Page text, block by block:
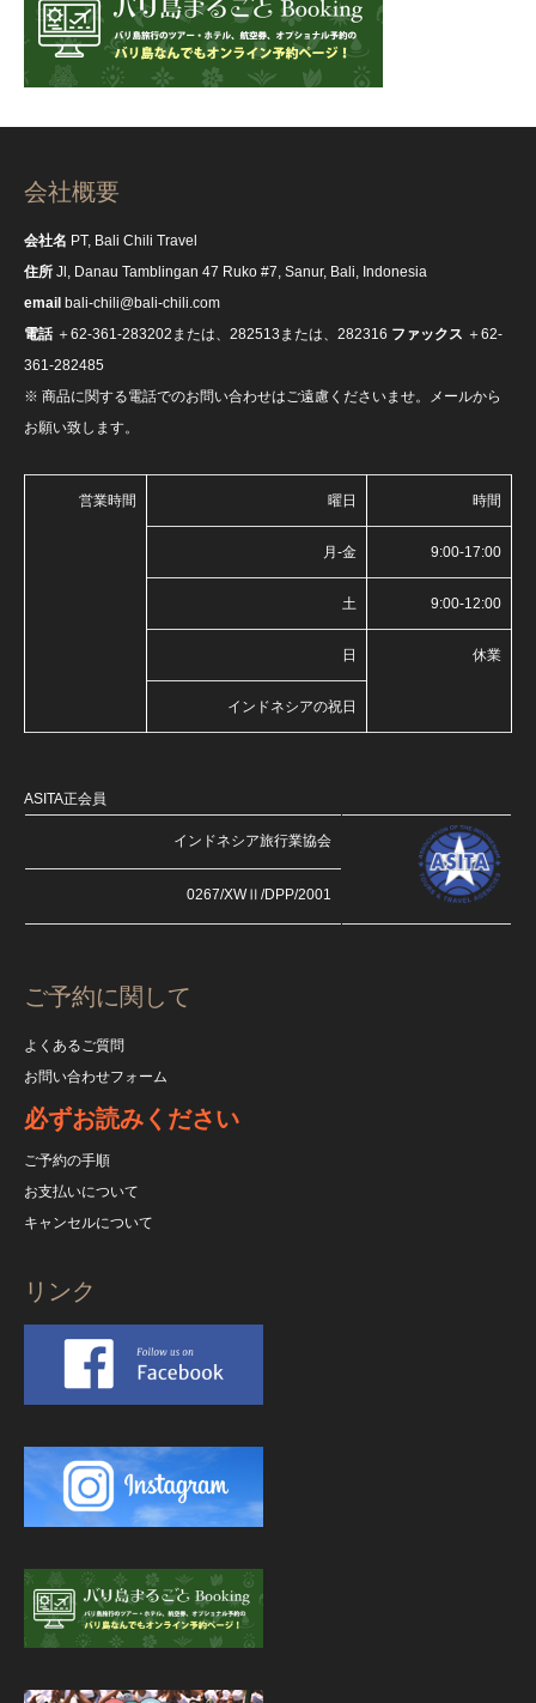
会社概要
会社名 PT, Bali Chili Travel
住所 Jl, Danau Tamblingan 47 Ruko #7, Sanur, Bali, Indonesia
email bali-chili@bali-chili.com
電話＋62-361-283202または、282513または、282316 ファックス ＋62-
361-282485
※ 商品に関する電話でのお問い合わせはご遠慮くださいませ。メールから
お願い致します。
営業時間 曜日 時間
月-金 9:00-17:00
土 9:00-12:00
日 休業
インドネシアの祝日
ASITA正会員
インドネシア旅行業協会
0267/XWⅡ/DPP/2001
ご予約に関して
よくあるご質問
お問い合わせフォーム
必ずお読みください
ご予約の手順
お支払いについて
キャンセルについて
リンク